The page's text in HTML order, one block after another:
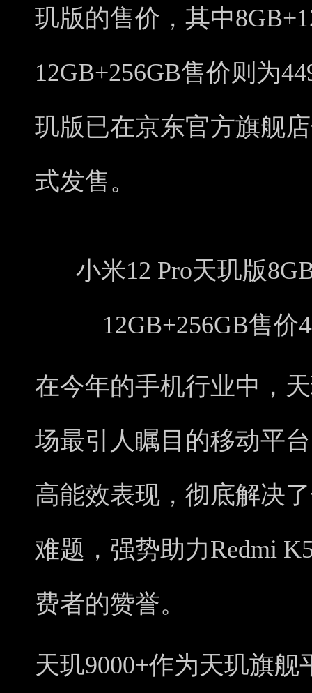
玑版的售价，其中
12GB+256GB售价则为
玑版已在京东官方旗舰
式发售。
小米12 Pro天玑版
12GB+256GB售
在今年的手机行业中，
场最引人瞩目的移动平
高能效表现，彻底解决
难题，强势助力Redmi
费者的赞誉。
天玑9000+作为天玑旗